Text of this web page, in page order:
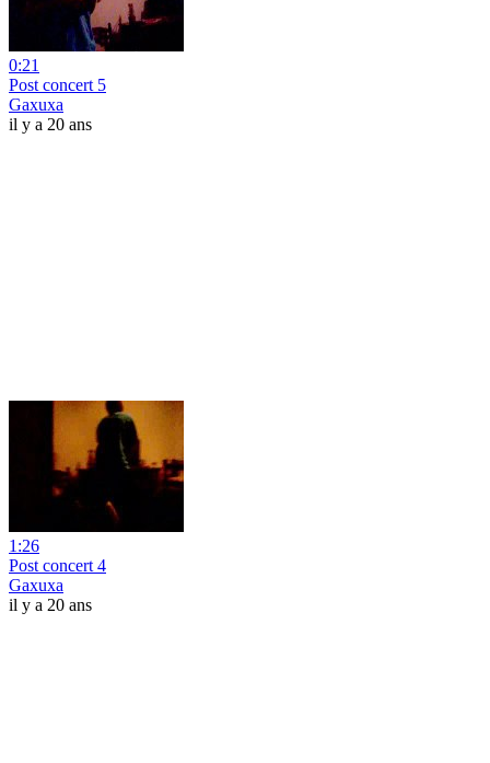
0:21
Post concert 5
Gaxuxa
il y a 20 ans
1:26
Post concert 4
Gaxuxa
il y a 20 ans